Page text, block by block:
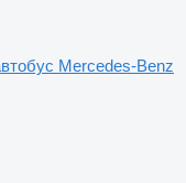
Mercedes-Benz